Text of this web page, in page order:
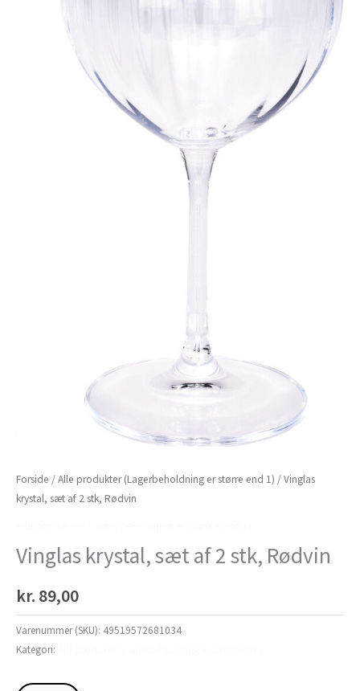
Forside /Alle produkter (Lagerbeholdning er større end 1) / Vinglas
krystal, sæt af 2 stk, Rødvin
Vinglas krystal, sæt af 2 stk, Rødvin
kr. 89,00
Varenummer (SKU): 49519572681034
Kategori: